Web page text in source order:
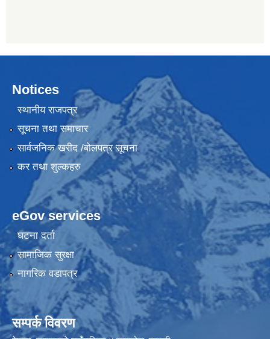
Notices
स्थानीय राजपत्र
सूचना तथा समाचार
सार्वजनिक खरीद /बोलपत्र सूचना
कर तथा शुल्कहरु
eGov services
घटना दर्ता
सामाजिक सुरक्षा
नागरिक वडापत्र
सम्पर्क विवरण